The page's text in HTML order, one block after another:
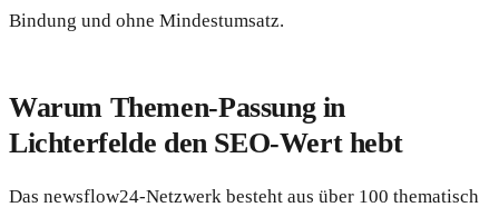
Bindung und ohne Mindestumsatz.
Warum Themen-Passung in
Lichterfelde den SEO-Wert hebt
Das newsflow24-Netzwerk besteht aus über 100 thematisch